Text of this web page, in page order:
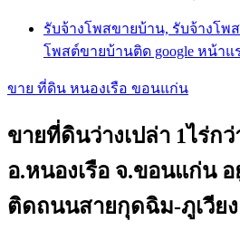
รับจ้างโพสขายบ้าน, รับจ้างโพ
โพสต์ขายบ้านติด google หน้าแ
ขาย ที่ดิน หนองเรือ ขอนแก่น
ขายที่ดินว่างเปล่า 1ไร่ก
อ.หนองเรือ จ.ขอนแก่น
ติดถนนสายกุดฉิม-ภูเวียง